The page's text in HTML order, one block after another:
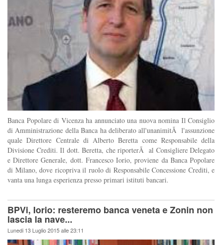
Banca Popolare di Vicenza ha annunciato una nuova nomina Il Consiglio
di Amministrazione della Banca ha deliberato all'unanimitÃ l'assunzione
quale Direttore Centrale di Alberto Beretta come Responsabile della
Divisione Crediti. Il dott. Beretta, che riporterÃ al Consigliere Delegato
e Direttore Generale, dott. Francesco Iorio, proviene da Banca Popolare
di Milano, dove ricopriva il ruolo di Responsabile Concessione Crediti, e
vanta una lunga esperienza presso primari istituti bancari.
BPVi, Iorio: resteremo banca veneta e Zonin non
lascia la nave...
Lunedi 13 Luglio 2015 alle 23:11